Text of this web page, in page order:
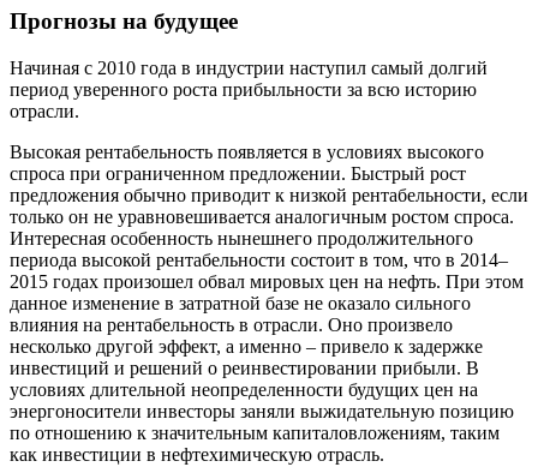
Прогнозы на будущее
Начиная с 2010 года в индустрии наступил самый долгий
период уверенного роста прибыльности за всю историю
отрасли.
Высокая рентабельность появляется в условиях высокого
спроса при ограниченном предложении. Быстрый рост
предложения обычно приводит к низкой рентабельности, если
только он не уравновешивается аналогичным ростом спроса.
Интересная особенность нынешнего продолжительного
периода высокой рентабельности состоит в том, что в 2014–
2015 годах произошел обвал мировых цен на нефть. При этом
данное изменение в затратной базе не оказало сильного
влияния на рентабельность в отрасли. Оно произвело
несколько другой эффект, а именно – привело к задержке
инвестиций и решений о реинвестировании прибыли. В
условиях длительной неопределенности будущих цен на
энергоносители инвесторы заняли выжидательную позицию
по отношению к значительным капиталовложениям, таким
как инвестиции в нефтехимическую отрасль.